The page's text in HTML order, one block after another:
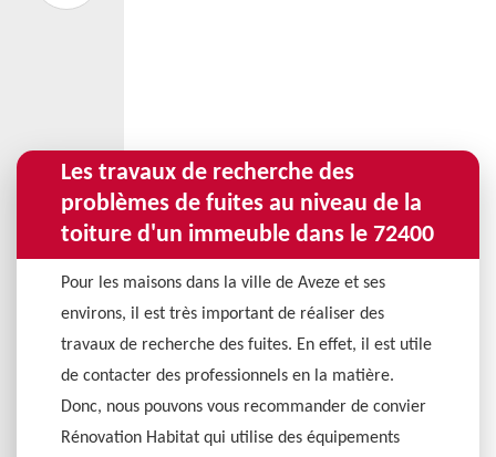
Les travaux de recherche des
problèmes de fuites au niveau de la
toiture d'un immeuble dans le 72400
Pour les maisons dans la ville de Aveze et ses
environs, il est très important de réaliser des
travaux de recherche des fuites. En effet, il est utile
de contacter des professionnels en la matière.
Donc, nous pouvons vous recommander de convier
Rénovation Habitat qui utilise des équipements